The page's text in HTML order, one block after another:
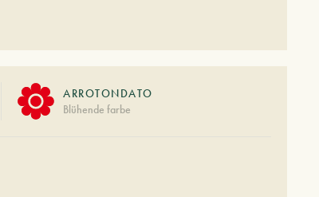
ARROTONDATO
Blühende farbe